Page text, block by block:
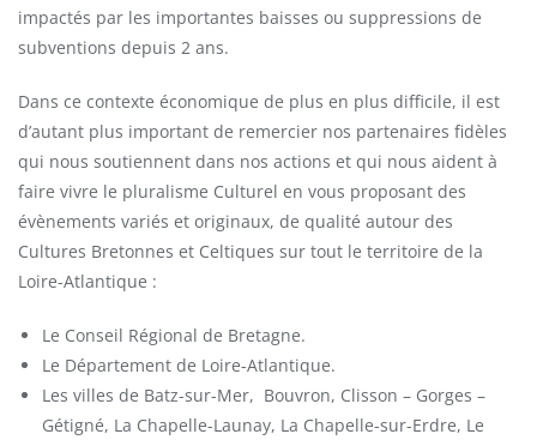
impactés par les importantes baisses ou suppressions de
subventions depuis 2 ans.
Dans ce contexte économique de plus en plus difficile, il est
d’autant plus important de remercier nos partenaires fidèles
qui nous soutiennent dans nos actions et qui nous aident à
faire vivre le pluralisme Culturel en vous proposant des
évènements variés et originaux, de qualité autour des
Cultures Bretonnes et Celtiques sur tout le territoire de la
Loire-Atlantique :
Le Conseil Régional de Bretagne.
Le Département de Loire-Atlantique.
Les villes de Batz-sur-Mer, Bouvron, Clisson – Gorges –
Gétigné, La Chapelle-Launay, La Chapelle-sur-Erdre, Le